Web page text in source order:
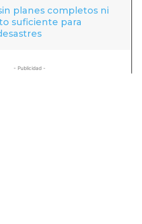
planes completos ni
suficiente para
- Publicidad -